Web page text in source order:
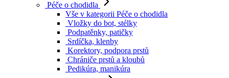
Péče o chodidla
Vše v kategorii Péče o chodidla
Vložky do bot, stélky
Podpatěnky, patičky
Srdíčka, klenby
Korektory, podpora prstů
Chrániče prstů a kloubů
Pedikúra, manikúra